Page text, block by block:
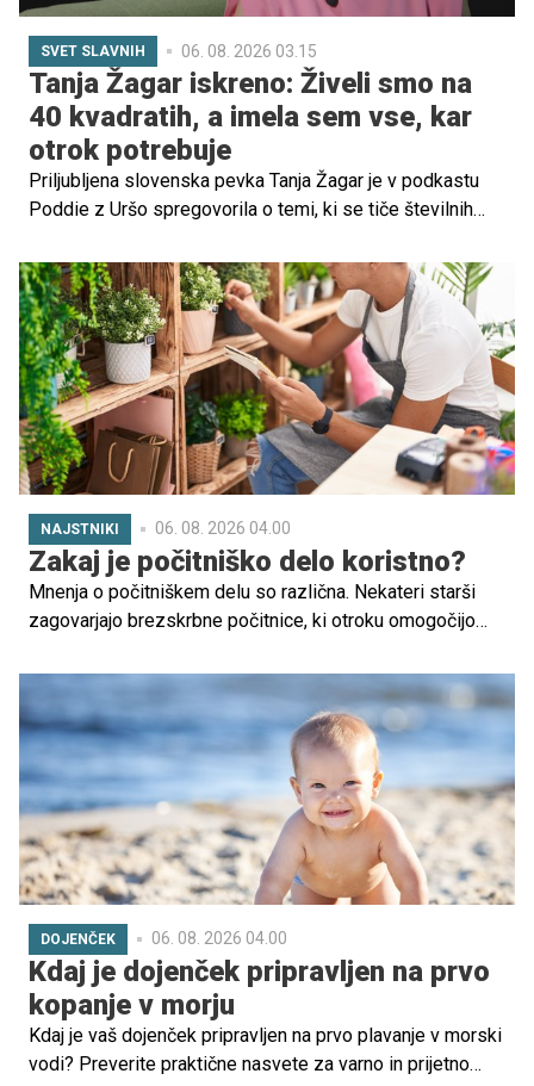
SVET SLAVNIH 06. 08. 2026 03.15
Tanja Žagar iskreno: Živeli smo na
40 kvadratih, a imela sem vse, kar
otrok potrebuje
Priljubljena slovenska pevka Tanja Žagar je v podkastu
Poddie z Uršo spregovorila o temi, ki se tiče številnih
tem, kaj v resnici otroci najbolj potrebujejo za srečno
otroštvo. Ob tem se je spomnila svojega odraščanja in
poudarila, da za ljubeč dom niso najpomembnejši veliki
prostori in popolni pogoji, ampak odnosi, bližina in
občutek varnosti.
NAJSTNIKI 06. 08. 2026 04.00
Zakaj je počitniško delo koristno?
Mnenja o počitniškem delu so različna. Nekateri starši
zagovarjajo brezskrbne počitnice, ki otroku omogočijo
privzgajanja delovnih navad. V tem primeru je odlična
DOJENČEK 06. 08. 2026 04.00
Kdaj je dojenček pripravljen na prvo
kopanje v morju
Kdaj je vaš dojenček pripravljen na prvo plavanje v morski
vodi? Preverite praktične nasvete za varno in prijetno